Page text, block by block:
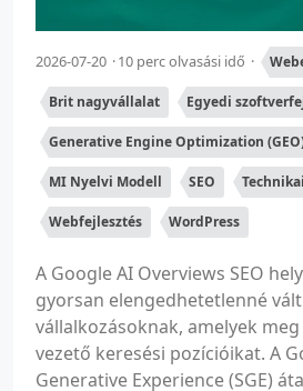
2026-07-20 10 perc olvasási idő
Brit nagyvállalat Egyedi
Generative Engine Optimization
MI Nyelvi Modell SEO
Webfejlesztés WordPress
A Google AI Overviews SEO
gyorsan elengedhetetlenné
vállalkozásoknak, amelyek
vezető keresési pozícióikat. A
Generative Experience (SGE)